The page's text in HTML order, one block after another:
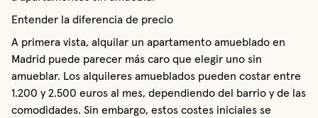
Entender la diferencia de precio
A primera vista, alquilar un apartamento amueblado en
Madrid puede parecer más caro que elegir uno sin
amueblar. Los alquileres amueblados pueden costar entre
1.200 y 2.500 euros al mes, dependiendo del barrio y de las
comodidades. Sin embargo, estos costes iniciales se